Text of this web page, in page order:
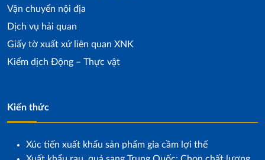
Vận chuyển nội địa
Dịch vụ hải quan
Giấy tờ xuất xứ liên quan XNK
Kiểm dịch Động – Thực vật
Kiến thức
Xúc tiến xuất khẩu sản phẩm gia cầm lợi thế